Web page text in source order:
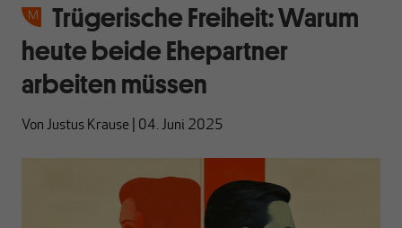
Trügerische Freiheit: Warum
heute beide Ehepartner
arbeiten müssen
Von Justus Krause 04. Juni 2025